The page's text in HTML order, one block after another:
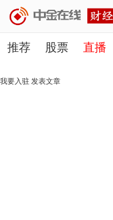
推荐 股票 直播
理财 行业
我要入驻 发表文章